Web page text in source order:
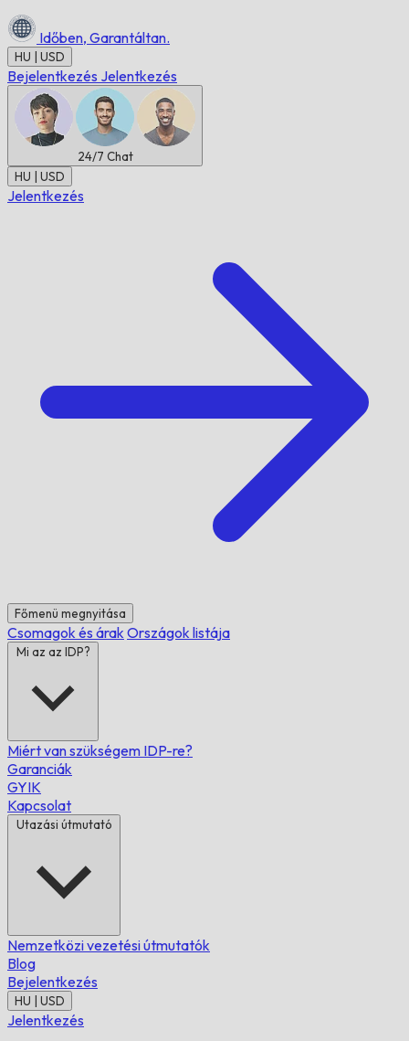
Időben, Garantáltan.
HU | USD
Bejelentkezés Jelentkezés
24/7 Chat
HU | USD
Jelentkezés
Főmenü megnyitása
Csomagok és árak Országok listája
Mi az az IDP?
Miért van szükségem IDP-re?
Garanciák
GYIK
Kapcsolat
Utazási útmutató
Nemzetközi vezetési útmutatók
Blog
Bejelentkezés
HU | USD
Jelentkezés